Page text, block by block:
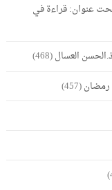
عنوان: قراءة في
العسال(468)
رمضان(457)